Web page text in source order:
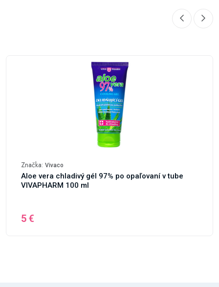
Značka: Vivaco
Aloe vera chladivý gél 97% po opaľovaní v tube
VIVAPHARM 100 ml
5 €